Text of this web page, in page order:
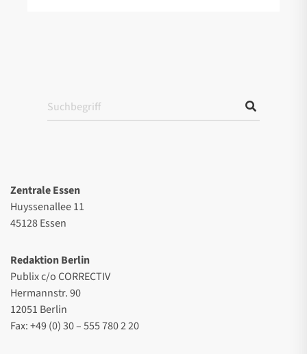
Zentrale Essen
Huyssenallee 11
45128 Essen
Redaktion Berlin
Publix c/o CORRECTIV
Hermannstr. 90
12051 Berlin
Fax: +49 (0) 30 – 555 780 2 20